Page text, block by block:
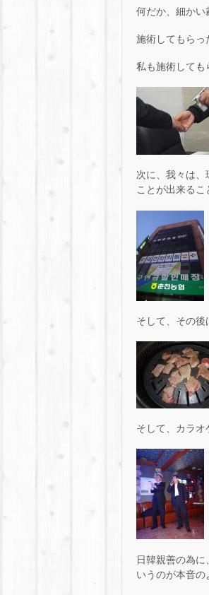
何だか、細かい
施術してもらっ
私も施術しても
次に、我々は
ことが出来るこ
そして、その後
そして、カラオ
日韓親善の為
いうのが本音の